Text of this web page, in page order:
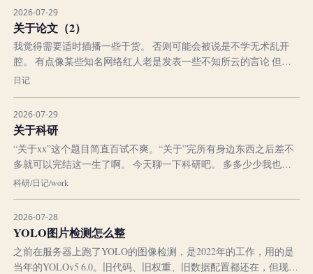
2026-07-29
关于论文（2）
我觉得需要适时插播一些干货。 否则可能会被说是不学无术乱开
腔。 有点像某些知名网络红人老是发表一些不知所云的言论 但这
么一插播更像了 。 总之我不管，我对于论文我还是要说点什么。
看来论文还是很像八股文...
日记
2026-07-29
关于科研
“关于xx”这个题目简直百试不爽。“关于”完所有身边东西之后差不
多就可以完结这一生了啊。 今天聊一下科研吧。 多多少少我也算
做过科研，并且正在做科研的人，虽说世界和人物观的少，但
呢？就是用科学的手段...
科研/日记/work
2026-07-28
YOLO图片检测怎么整
之前在服务器上跑了YOLO的图像检测，是2022年的工作，用的是
当年的YOLOv5 6.0。旧代码、旧权重、旧数据配置都还在，但现在